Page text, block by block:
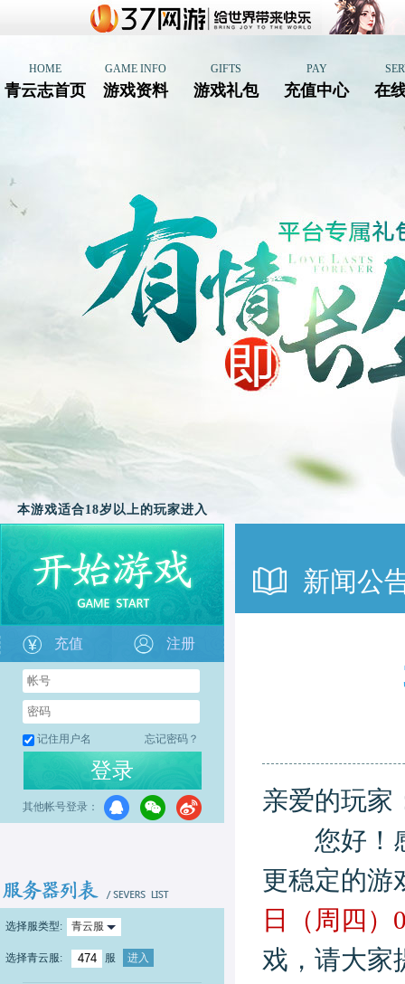
HOME
青云志首页
GAME INFO
游戏资料
GIFTS
游戏礼包
PAY
充值中心 在
本游戏适合18岁以上的玩家进入
充值 注册
记住用户名 忘记密码？
登录
其他帐号登录：
选择服类型: 青云服
选择青云服: 服 进入
新闻公
亲爱的玩家
您好！感
更稳定的游
日（周四）
戏，请大家